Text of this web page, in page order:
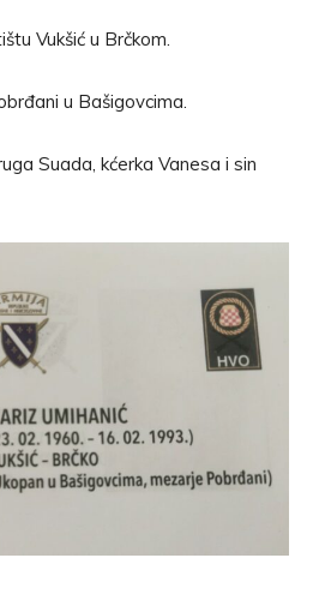
Vukšić u Brčkom.
u Bašigovcima.
Suada, kćerka Vanesa i sin